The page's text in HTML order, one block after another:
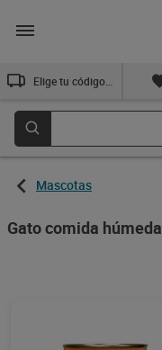
Mascotas
Gato comida húmeda